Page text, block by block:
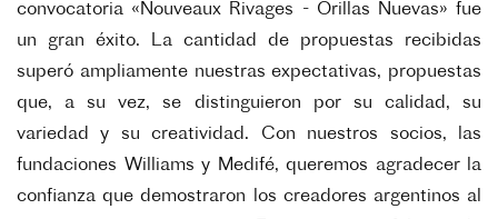
convocatoria «Nouveaux Rivages - Orillas Nuevas» fue
un gran éxito. La cantidad de propuestas recibidas
superó ampliamente nuestras expectativas, propuestas
que, a su vez, se distinguieron por su calidad, su
variedad y su creatividad. Con nuestros socios, las
fundaciones Williams y Medifé, queremos agradecer la
confianza que demostraron los creadores argentinos al